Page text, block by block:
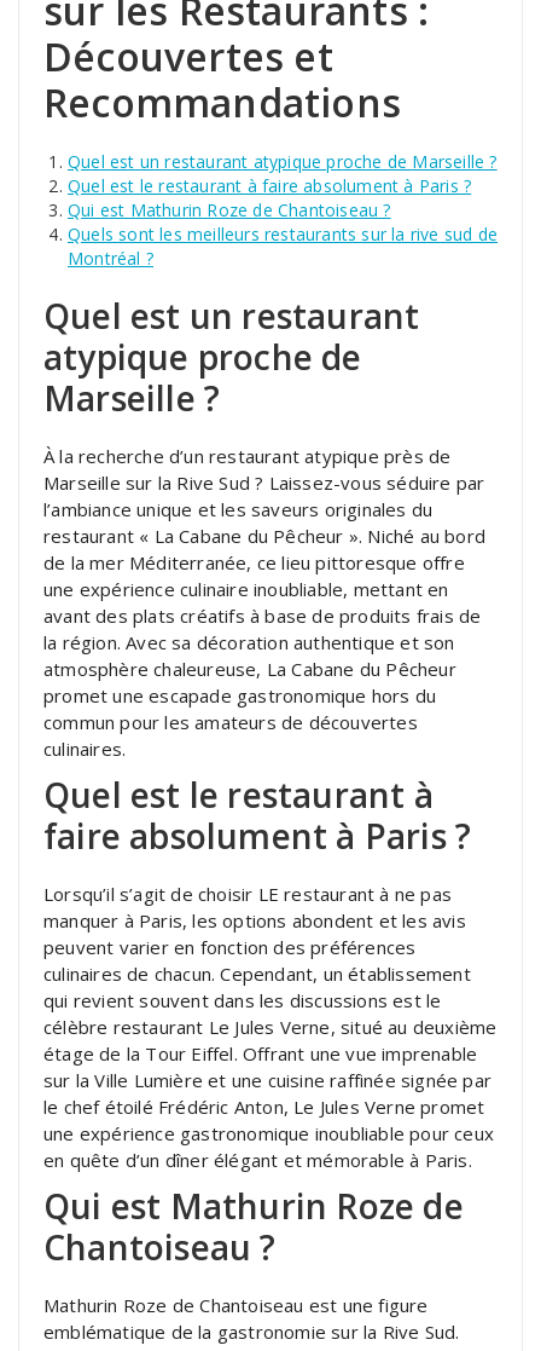
sur les Restaurants :
Découvertes et
Recommandations
Quel est un restaurant atypique proche de Marseille ?
Quel est le restaurant à faire absolument à Paris ?
Qui est Mathurin Roze de Chantoiseau ?
Quels sont les meilleurs restaurants sur la rive sud de
Montréal ?
Quel est un restaurant
atypique proche de
Marseille ?
À la recherche d’un restaurant atypique près de
Marseille sur la Rive Sud ? Laissez-vous séduire par
l’ambiance unique et les saveurs originales du
restaurant « La Cabane du Pêcheur ». Niché au bord
de la mer Méditerranée, ce lieu pittoresque offre
une expérience culinaire inoubliable, mettant en
avant des plats créatifs à base de produits frais de
la région. Avec sa décoration authentique et son
atmosphère chaleureuse, La Cabane du Pêcheur
promet une escapade gastronomique hors du
commun pour les amateurs de découvertes
culinaires.
Quel est le restaurant à
faire absolument à Paris ?
Lorsqu’il s’agit de choisir LE restaurant à ne pas
manquer à Paris, les options abondent et les avis
peuvent varier en fonction des préférences
culinaires de chacun. Cependant, un établissement
qui revient souvent dans les discussions est le
célèbre restaurant Le Jules Verne, situé au deuxième
étage de la Tour Eiffel. Offrant une vue imprenable
sur la Ville Lumière et une cuisine raffinée signée par
le chef étoilé Frédéric Anton, Le Jules Verne promet
une expérience gastronomique inoubliable pour ceux
en quête d’un dîner élégant et mémorable à Paris.
Qui est Mathurin Roze de
Chantoiseau ?
Mathurin Roze de Chantoiseau est une figure
emblématique de la gastronomie sur la Rive Sud.